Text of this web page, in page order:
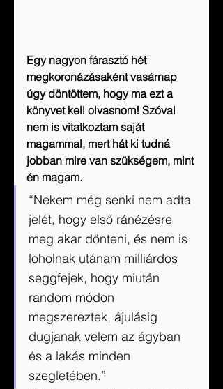
Egy nagyon fárasztó hét
megkoronázásaként vasárnap
úgy döntöttem, hogy ma ezt a
könyvet kell olvasnom! Szóval
nem is vitatkoztam saját
magammal, mert hát ki tudná
jobban mire van szükségem, mint
én magam.
“Nekem még senki nem adta
jelét, hogy első ránézésre
meg akar dönteni, és nem is
loholnak utánam milliárdos
seggfejek, hogy miután
random módon
megszereztek, ájulásig
dugjanak velem az ágyban
és a lakás minden
szegletében.”